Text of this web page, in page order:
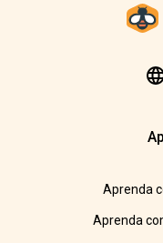
Aprenda
Aprenda